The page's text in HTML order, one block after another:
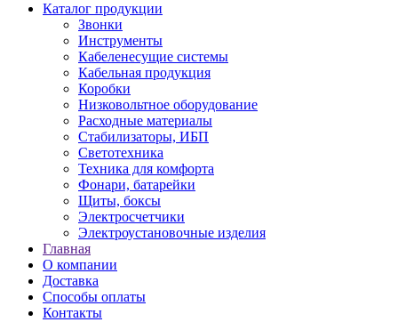
Каталог продукции
Звонки
Инструменты
Кабеленесущие системы
Кабельная продукция
Коробки
Низковольтное оборудование
Расходные материалы
Стабилизаторы, ИБП
Светотехника
Техника для комфорта
Фонари, батарейки
Щиты, боксы
Электросчетчики
Электроустановочные изделия
Главная
О компании
Доставка
Способы оплаты
Контакты